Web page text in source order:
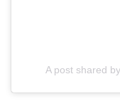
A post shared